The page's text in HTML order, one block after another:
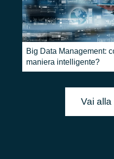
Big Data Management:
maniera intelligente?
Vai alla